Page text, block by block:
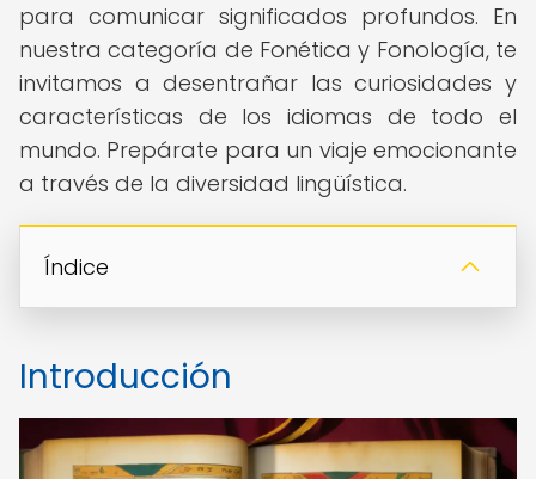
para comunicar significados profundos. En
nuestra categoría de Fonética y Fonología, te
invitamos a desentrañar las curiosidades y
características de los idiomas de todo el
mundo. Prepárate para un viaje emocionante
a través de la diversidad lingüística.
Índice
Introducción